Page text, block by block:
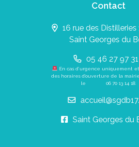
Contact
16 rue des Distilleries
Saint Georges du
05 46 27 97 31
En cas d’urgence uniquement
des horaires d’ouverture de la
le 06 70 13 14 18.
Saint Georges du